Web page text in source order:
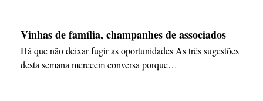
Vinhas de família, champanhes de associados
Há que não deixar fugir as oportunidades As três sugestões
desta semana merecem conversa porque…